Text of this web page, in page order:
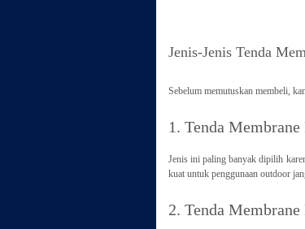
Jenis-Jenis Tenda
Sebelum memutuskan membeli,
1. Tenda Membrane
Jenis ini paling banyak dipilih
kuat untuk penggunaan outdoor
2. Tenda Membrane